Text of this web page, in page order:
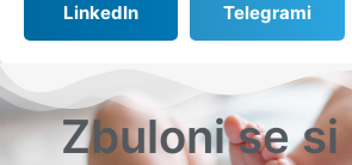
LinkedIn Telegrami
Zbuloni se si